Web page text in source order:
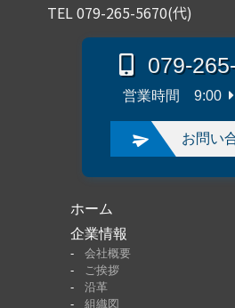
TEL 079-265-5670(代)
079-
営業時間 9:00
お問い
ホーム
企業情報
会社概要
ご挨拶
沿革
組織図